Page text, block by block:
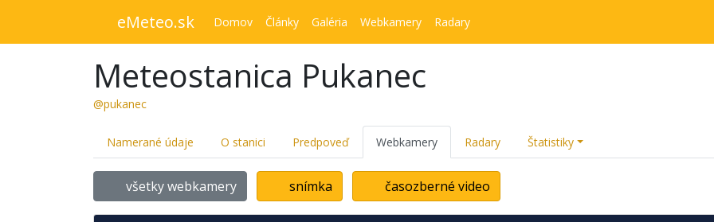
eMeteo.sk Domov Články Galéria Webkamery Radary
Meteostanica Pukanec
@pukanec
Namerané údaje O stanici Predpoveď Webkamery Radary Štatistiky
všetky webkamery snímka časozberné video